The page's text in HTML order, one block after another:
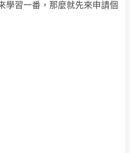
學習一番，那麼就先來申請個